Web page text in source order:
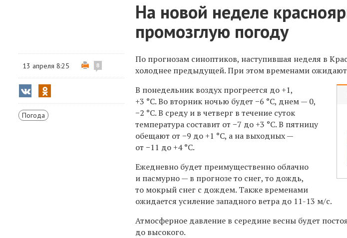
На новой неделе
промозглую погоду
13 апреля 8:25 8
Погода
По прогнозам синоптиков, наступившая неделя в
холоднее предыдущей. При этом временами
В понедельник воздух прогреется до +1,
+3 °C.Во вторник ночью будет −6 °C, днем — 0,
−2 °C. В среду и в четверг в течение суток
температура составит от −7 до +3 °C. В пятницу
обещают от −9 до +1 °C, а на выходных —
от −11 до +4 °C.
Ежедневно будет преимущественно облачно
и пасмурно — в прогнозе то снег, то дождь,
то мокрый снег с дождем. Также временами
ожидается усиление западного ветра до 11-13 м/с.
Атмосферное давление в середине весны будет
до высокого.